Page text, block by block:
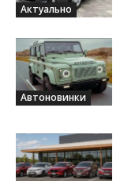
Актуально
Автоновинки